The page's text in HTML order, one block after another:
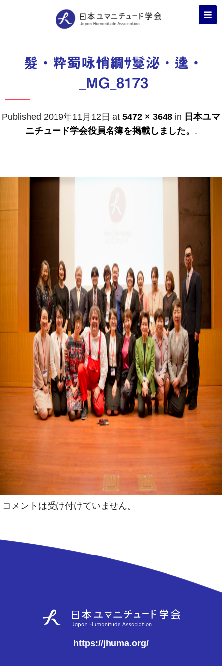
髮・粋蜀咏悄繝ｻ鬘泌・逵・
_MG_8173
Published 2019年11月12日 at 5472 × 3648 in 日本ユマ
ニチュード学会役員名簿を掲載しました。 .
コメントは受け付けていません。
https://jhuma.org/